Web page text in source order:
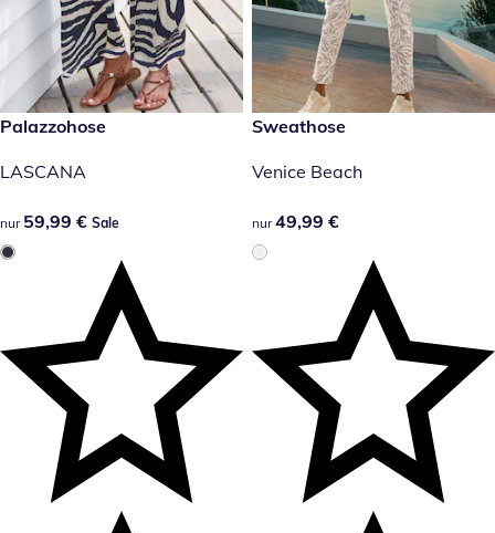
59,99 €
Sale
Palazzohose
LASCANA
59,99 €
nur 59,99 € Sale
49,99 €
Sweathose
Venice Beach
49,99 €
nur 49,99 €